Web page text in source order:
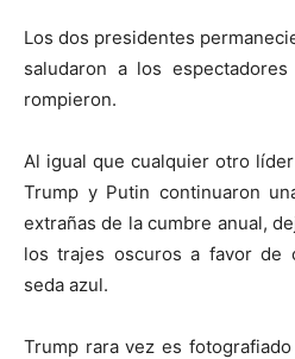
Los dos presidentes
saludaron a los
rompieron.
Al igual que cualquier otro
Trump y Putin continuaron
extrañas de la cumbre anual,
los trajes oscuros a favor de
seda azul.
Trump rara vez es